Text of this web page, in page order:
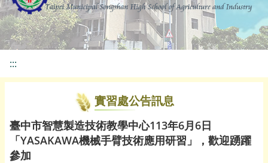
:::
實習處公告訊息
臺中市智慧製造技術教學中心113年6月6日
「YASAKAWA機械手臂技術應用研習」，歡迎踴躍
參加